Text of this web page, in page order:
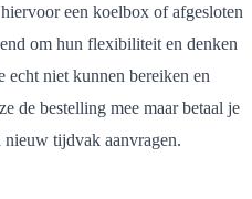
een koelbox of afgesloten
om hun flexibiliteit en denken
echt niet kunnen bereiken en
de bestelling mee maar betaal je
tijdvak aanvragen.